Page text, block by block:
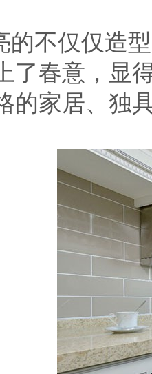
的不仅仅造
了春意，显
的家居、独